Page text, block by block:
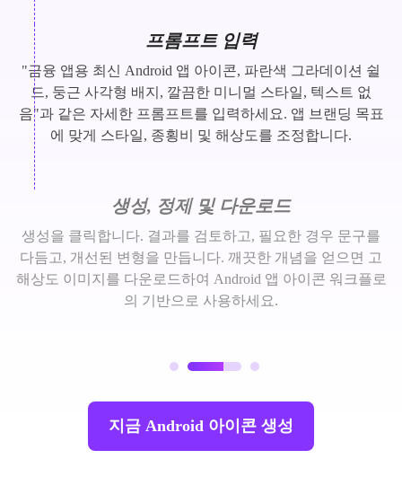
프롬프트 입력
"금융 앱용 최신 Android 앱 아이콘, 파란색 그라데이션 쉴
드, 둥근 사각형 배지, 깔끔한 미니멀 스타일, 텍스트 없
음"과 같은 자세한 프롬프트를 입력하세요. 앱 브랜딩 목표
에 맞게 스타일, 종횡비 및 해상도를 조정합니다.
생성, 정제 및 다운로드
생성을 클릭합니다. 결과를 검토하고, 필요한 경우 문구를
다듬고, 개선된 변형을 만듭니다. 깨끗한 개념을 얻으면 고
해상도 이미지를 다운로드하여 Android 앱 아이콘 워크플로
의 기반으로 사용하세요.
지금 Android 아이콘 생성